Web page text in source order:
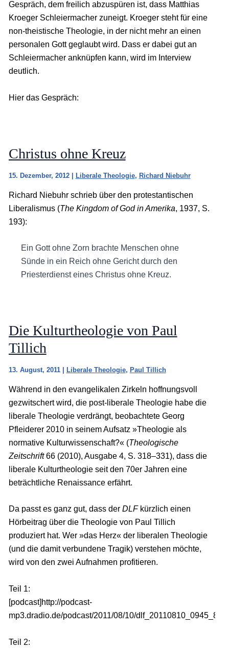
Gespräch, dem freilich abzuspüren ist, dass Matthias
Kroeger Schleiermacher zuneigt. Kroeger steht für eine
non-theistische Theologie, in der nicht mehr an einen
personalen Gott geglaubt wird. Dass er dabei gut an
Schleiermacher anknüpfen kann, wird im Interview
deutlich.
Hier das Gespräch:
Christus ohne Kreuz
15. Dezember, 2012 | Liberale Theologie, Richard Niebuhr
Richard Niebuhr schrieb über den protestantischen
Liberalismus (The Kingdom of God in Amerika, 1937, S.
193):
Ein Gott ohne Zorn brachte Menschen ohne
Sünde in ein Reich ohne Gericht durch den
Priesterdienst eines Christus ohne Kreuz.
Die Kulturtheologie von Paul
Tillich
13. August, 2011 Liberale Theologie, Paul Tillich
Während in den evangelikalen Zirkeln hoffnungsvoll
gezwitschert wird, die post-liberale Theologie habe die
liberale Theologie verdrängt, beobachtete Georg
Pfleiderer 2010 in seinem Aufsatz »Theologie als
normative Kulturwissenschaft?« (Theologische
Zeitschrift66 (2010), Ausgabe 4, S. 318–331), dass die
liberale Kulturtheologie seit den 70er Jahren eine
beträchtliche Renaissance erfährt.
Da passt es ganz gut, dass der DLFkürzlich einen
Hörbeitrag über die Theologie von Paul Tillich
produziert hat. Wer »das Herz« der liberalen Theologie
(und die damit verbundene Tragik) verstehen möchte,
wird von den zwei Aufnahmen profitieren.
Teil 1:
[podcast]http://podcast-
mp3.dradio.de/podcast/2011/08/10/
Teil 2: